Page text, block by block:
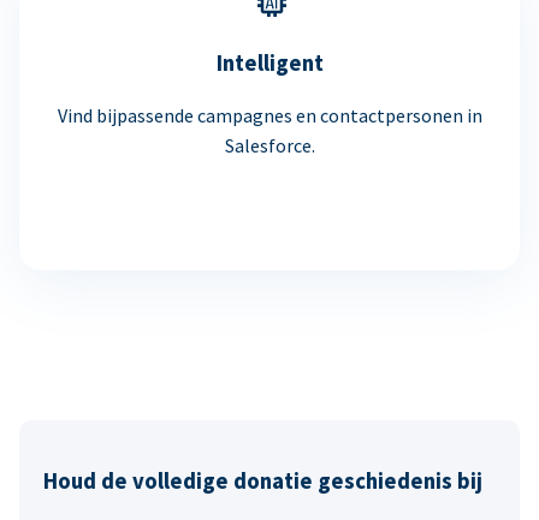
Intelligent
Vind bijpassende campagnes en contactpersonen in
Salesforce.
Houd de volledige donatie geschiedenis bij